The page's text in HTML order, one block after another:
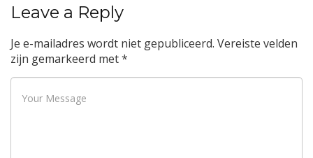
Leave a Reply
Je e-mailadres wordt niet gepubliceerd. Vereiste velden
zijn gemarkeerd met*